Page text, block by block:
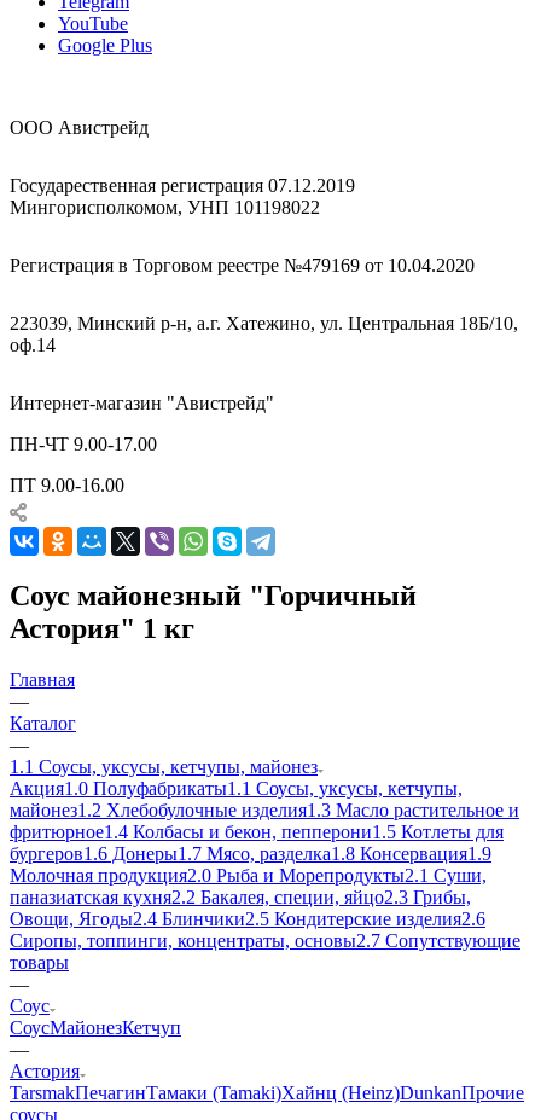
YouTube
Google Plus
ООО Авистрейд
Государественная регистрация 07.12.2019
Мингорисполкомом, УНП 101198022
Регистрация в Торговом реестре №479169 от 10.04.2020
223039, Минский р-н, а.г. Хатежино, ул. Центральная 18Б/10,
оф.14
Интернет-магазин "Авистрейд"
ПН-ЧТ 9.00-17.00
ПТ 9.00-16.00
Соус майонезный "Горчичный
Астория" 1 кг
Главная
—
Каталог
—
1.1 Соусы, уксусы, кетчупы, майонез
Акция1.0 Полуфабрикаты1.1 Соусы, уксусы, кетчупы,
майонез1.2 Хлебобулочные изделия1.3 Масло растительное и
фритюрное1.4 Колбасы и бекон, пепперони1.5 Котлеты для
бургеров1.6 Донеры1.7 Мясо, разделка1.8 Консервация1.9
Молочная продукция2.0 Рыба и Морепродукты2.1 Суши,
паназиатская кухня2.2 Бакалея, специи, яйцо2.3 Грибы,
Овощи, Ягоды2.4 Блинчики2.5 Кондитерские изделия2.6
Сиропы, топпинги, концентраты, основы2.7 Сопутствующие
товары
—
Соус
СоусМайонезКетчуп
—
Астория
TarsmakПечагинТамаки (Tamaki)Хайнц (Heinz)DunkanПрочие
соусы